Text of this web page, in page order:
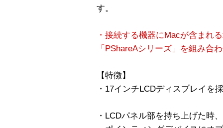
す。
・接続する機器にMacが含まれ
「PShareAシリーズ」を組み合
【特徴】
・17インチLCDディスプレイを
・LCDパネル部を持ち上げた時